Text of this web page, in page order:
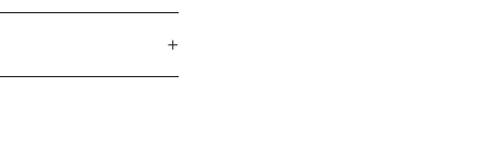
Blank Space
Bagnoschiuma anti-KP
$22.00